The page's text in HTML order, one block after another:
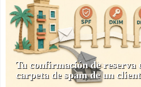
Tu confirmación de reserva
carpeta de spam de un